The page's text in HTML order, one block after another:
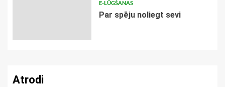
E-LŪGŠANAS
Par spēju noliegt sevi
Atrodi